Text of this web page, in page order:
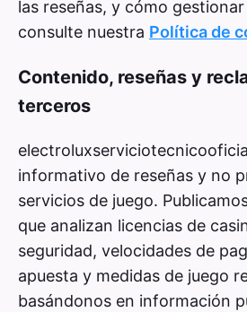
las reseñas, y cómo
consulte nuestra Política de
Contenido, reseñas y
terceros
informativo de reseñas y no
servicios de juego.
que analizan licencias de
seguridad, velocidades de
apuesta y medidas de juego
basándonos en información